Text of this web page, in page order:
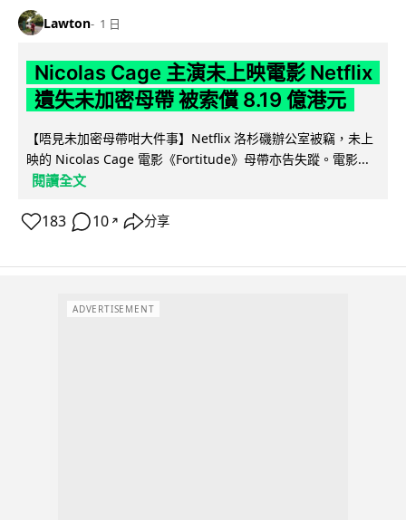
Lawton 1 日
Nicolas Cage 主演未上映電影 Netflix
遺失未加密母帶 被索償 8.19 億港元
【唔見未加密母帶咁大件事】Netflix 洛杉磯辦公室被竊，未上
映的 Nicolas Cage 電影《Fortitude》母帶亦告失蹤。電影...
閱讀全文
183 10 ↗ 分享
ADVERTISEMENT